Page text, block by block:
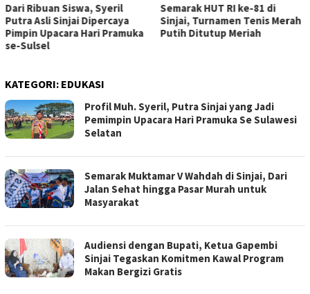
Dari Ribuan Siswa, Syeril
Putra Asli Sinjai Dipercaya
Pimpin Upacara Hari Pramuka
se-Sulsel
Semarak HUT RI ke-81 di
Sinjai, Turnamen Tenis Merah
Putih Ditutup Meriah
KATEGORI: EDUKASI
Profil Muh. Syeril, Putra Sinjai yang Jadi
Pemimpin Upacara Hari Pramuka Se Sulawesi
Selatan
Semarak Muktamar V Wahdah di Sinjai, Dari
Jalan Sehat hingga Pasar Murah untuk
Masyarakat
Audiensi dengan Bupati, Ketua Gapembi
Sinjai Tegaskan Komitmen Kawal Program
Makan Bergizi Gratis